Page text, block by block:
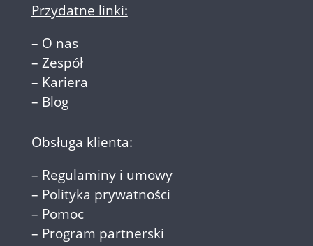
Przydatne linki:
– O nas
– Zespół
– Kariera
– Blog
Obsługa klienta:
– Regulaminy i umowy
– Polityka prywatności
– Pomoc
– Program partnerski